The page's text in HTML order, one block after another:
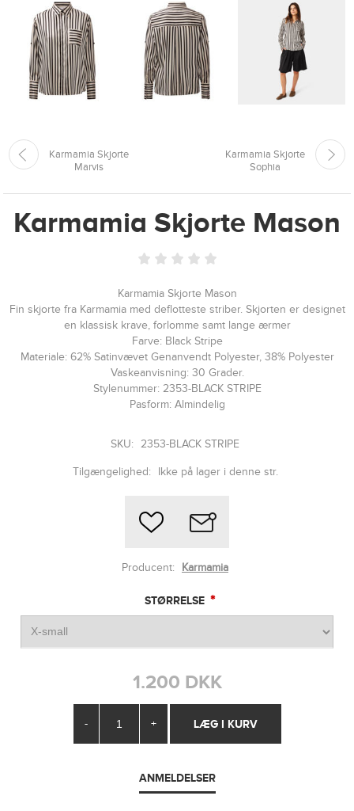
Karmamia Skjorte
Marvis
Karmamia Skjorte
Sophia
Karmamia Skjorte Mason
Karmamia Skjorte Mason
Fin skjorte fra Karmamia med deflotteste striber. Skjorten er designet
en klassisk krave, forlomme samt lange ærmer
Farve: Black Stripe
Materiale: 62% Satinvævet Genanvendt Polyester, 38% Polyester
Vaskeanvisning: 30 Grader.
Stylenummer: 2353-BLACK STRIPE
Pasform: Almindelig
SKU: 2353-BLACK STRIPE
Tilgængelighed: Ikke på lager i denne str.
Producent: Karmamia
STØRRELSE *
1.200 DKK
- +
ANMELDELSER